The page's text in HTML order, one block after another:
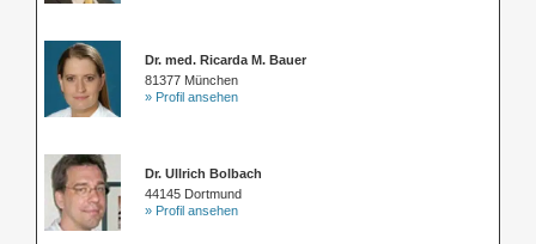
Dr. med. Ricarda M. Bauer
81377 München
» Profil ansehen
Dr. Ullrich Bolbach
44145 Dortmund
» Profil ansehen